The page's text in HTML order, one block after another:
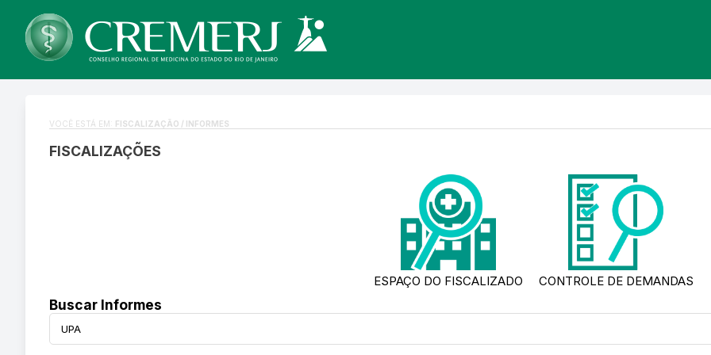
VOCÊ ESTÁ EM: FISCALIZAÇÃO / INFORMES
FISCALIZAÇÕES
ESPAÇO DO FISCALIZADO CONTROLE DE DEMANDAS
Buscar Informes